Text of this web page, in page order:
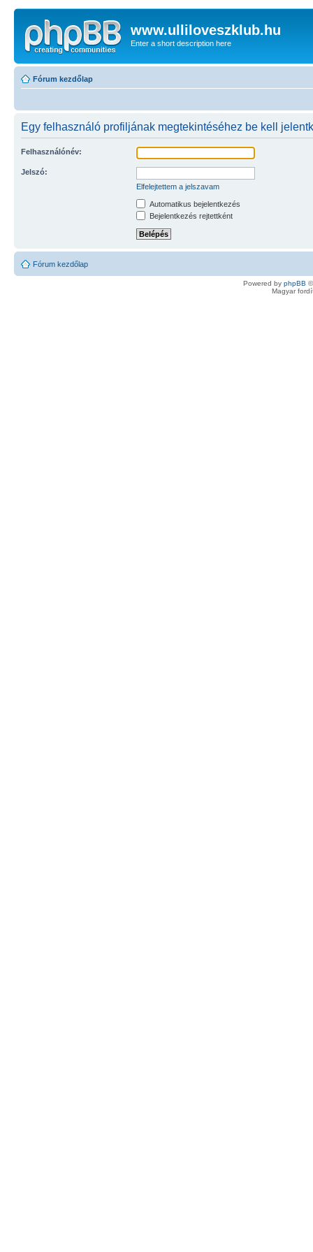
www.ulliloveszklub.hu
Enter a short description here
Fórum kezdőlap
Egy felhasználó profiljának megtekintéséhez be kell
Felhasználónév:
Jelszó:
Elfelejtettem a jelszavam
Automatikus bejelentkezés
Bejelentkezés rejtettként
Fórum kezdőlap
Powered by phpBB
Magyar